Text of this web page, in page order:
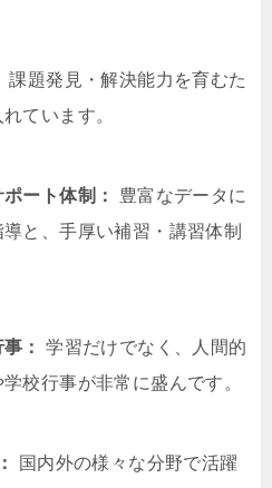
課題発見・解決能力を育むた
ています。
ート体制：
豊富なデータに
と、手厚い補習・講習体制
：
学習だけでなく、人間的
校行事が非常に盛んです。
国内外の様々な分野で活躍